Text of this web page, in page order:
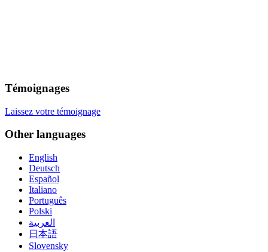
Témoignages
Laissez votre témoignage
Other languages
English
Deutsch
Español
Italiano
Português
Polski
العربية
日本語
Slovensky